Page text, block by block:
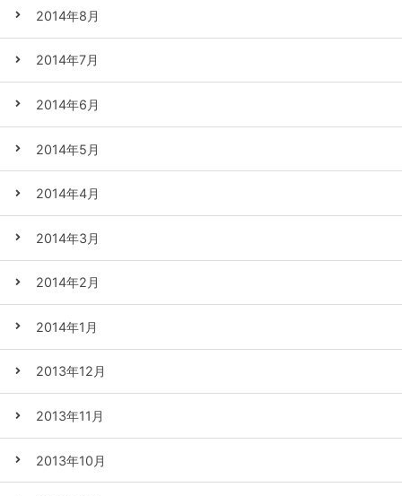
2014年8月
2014年7月
2014年6月
2014年5月
2014年4月
2014年3月
2014年2月
2014年1月
2013年12月
2013年11月
2013年10月